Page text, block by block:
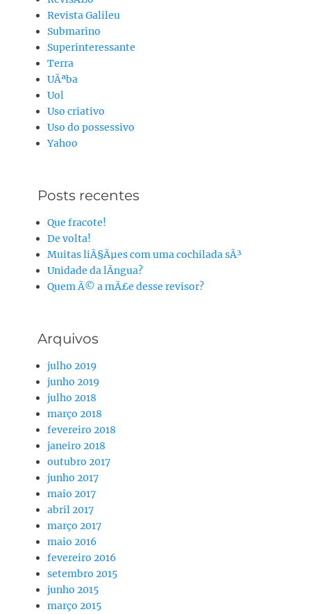
Revista Galileu
Submarino
Superinteressante
Terra
UÃªba
Uol
Uso criativo
Uso do possessivo
Yahoo
Posts recentes
Que fracote!
De volta!
Muitas liÃ§Ãµes com uma cochilada sÃ³
Unidade da lÃ­ngua?
Quem Ã© a mÃ£e desse revisor?
Arquivos
julho 2019
junho 2019
julho 2018
março 2018
fevereiro 2018
janeiro 2018
outubro 2017
junho 2017
maio 2017
abril 2017
março 2017
maio 2016
fevereiro 2016
setembro 2015
junho 2015
março 2015